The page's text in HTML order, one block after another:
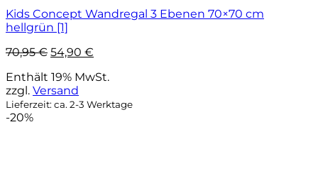
Kids Concept Wandregal 3 Ebenen 70×70 cm
hellgrün [1]
70,95€ Ursprünglicher
war:
70,95 €
54,90 €
ist:
Enthält 19% MwSt.
zzgl. Versand
Lieferzeit: ca. 2-3 Werktage
-20%